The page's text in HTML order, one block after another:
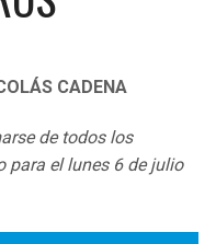
CADENA
de todos los
para el lunes 6 de julio